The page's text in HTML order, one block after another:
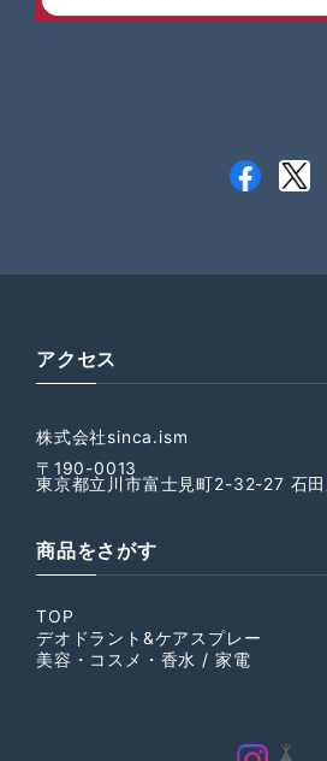
アクセス
株式会社sinca.ism
〒190-0013
東京都立川市富士見町2-32-27 石
商品をさがす
TOP
デオドラント&ケアスプレー
美容・コスメ・香水 / 家電